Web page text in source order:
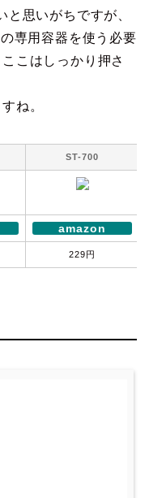
思いがちですが、
専用容器を使う必要
こはしっかり押さ
ね。
ST-700
amazon
229円